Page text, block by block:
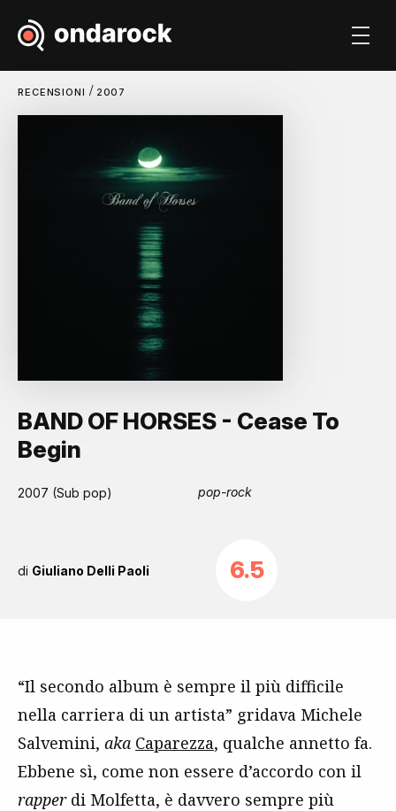
RECENSIONI / 2007
BAND OF HORSES - Cease To
Begin
2007 (Sub pop) pop-rock
di Giuliano Delli Paoli 6.5
“Il secondo album è sempre il più difficile
nella carriera di un artista” gridava Michele
Salvemini, aka Caparezza, qualche annetto fa.
Ebbene sì, come non essere d’accordo con il
rapperdi Molfetta, è davvero sempre più